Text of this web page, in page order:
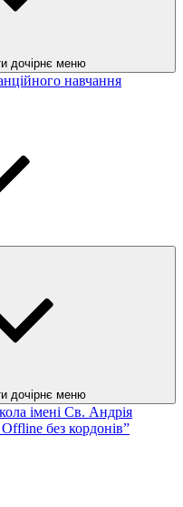
дочірнє меню
навчання
дочірнє меню
імені Св. Андрія
без кордонів”